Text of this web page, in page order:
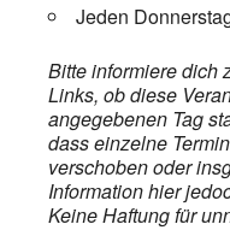
Jeden
Bitte informiere dich
Links, ob diese
angegebenen Tag
dass einzelne
verschoben oder
Information hier
Keine Haftung für